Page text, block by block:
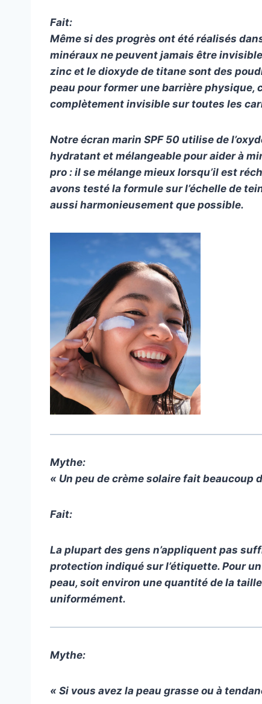
Fait:
Même si des progrès ont été réalisés
minéraux ne peuvent jamais être
zinc et le dioxyde de titane sont des
peau pour former une barrière physique,
complètement invisible sur toutes les
Notre écran marin SPF 50 utilise de
hydratant et mélangeable pour aider à
pro : il se mélange mieux lorsqu’il est
avons testé la formule sur l’échelle de
aussi harmonieusement que possible.
Mythe:
« Un peu de crème solaire fait beaucoup
Fait:
La plupart des gens n’appliquent pas
protection indiqué sur l’étiquette. Pour
peau, soit environ une quantité de la
uniformément.
Mythe:
« Si vous avez la peau grasse ou à